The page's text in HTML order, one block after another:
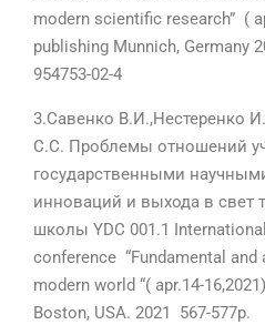
modern scientific research” (
publishing Munnich, Germany
954753-02-4
3.Савенко В.И.,Нестеренко
С.С. Проблемы отношений
государственными
инноваций и выхода в свет
школы YDC 001.1
conference “Fundamental and
modern world “( apr.14-
Boston, USA. 2021 567-577p.